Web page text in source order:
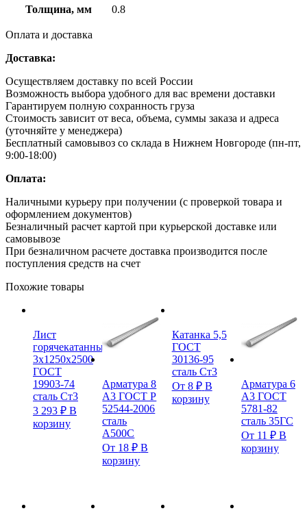
Толщина, мм 0.8
Оплата и доставка
Доставка:
Осуществляем доставку по всей России
Возможность выбора удобного для вас времени доставки
Гарантируем полную сохранность груза
Стоимость зависит от веса, объема, суммы заказа и адреса
(уточняйте у менеджера)
Бесплатный самовывоз со склада в Нижнем Новгороде (пн-пт,
9:00-18:00)
Оплата:
Наличными курьеру при получении (с проверкой товара и
оформлением документов)
Безналичный расчет картой при курьерской доставке или
самовывозе
При безналичном расчете доставка производится после
поступления средств на счет
Похожие товары
Лист
горячекатанный
3х1250х2500
ГОСТ
19903-74
сталь Ст3
3 293 ₽ В
корзину
Арматура 8
А3 ГОСТ Р
52544-2006
сталь
А500С
От 18₽ В
корзину
Катанка 5,5
ГОСТ
30136-95
сталь Ст3
От 8 ₽ В
корзину
Арматура 6
А3 ГОСТ
5781-82
сталь 35ГС
От 11 ₽ В
корзину